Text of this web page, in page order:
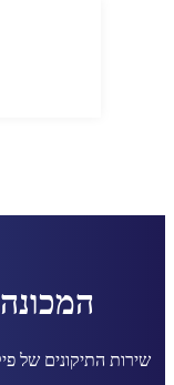
שירות התיקונים של